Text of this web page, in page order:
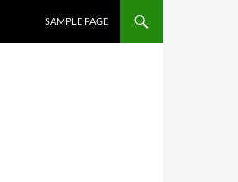
SAMPLE PAGE